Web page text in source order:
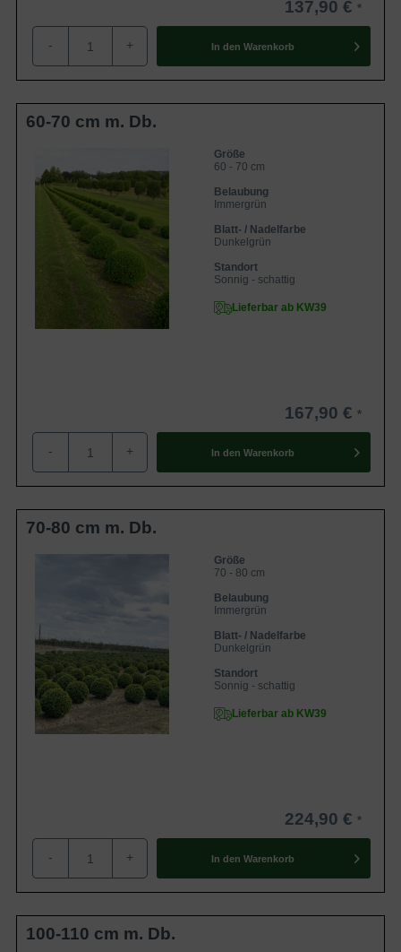
137,90 €
- + In den Warenkorb
60-70 cm m. Db.
Größe
60 - 70 cm
Belaubung
Immergrün
Blatt- / Nadelfarbe
Dunkelgrün
Standort
Sonnig - schattig
Lieferbar ab KW39
167,90 €
- + In den Warenkorb
70-80 cm m. Db.
Größe
70 - 80 cm
Belaubung
Immergrün
Blatt- / Nadelfarbe
Dunkelgrün
Standort
Sonnig - schattig
Lieferbar ab KW39
224,90 €
- + In den Warenkorb
100-110 cm m. Db.